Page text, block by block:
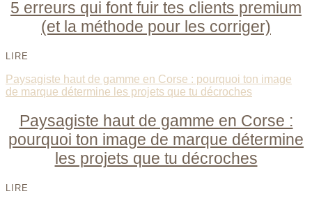
5 erreurs qui font fuir tes clients premium
(et la méthode pour les corriger)
LIRE
Paysagiste haut de gamme en Corse : pourquoi ton image
de marque détermine les projets que tu décroches
Paysagiste haut de gamme en Corse :
pourquoi ton image de marque détermine
les projets que tu décroches
LIRE